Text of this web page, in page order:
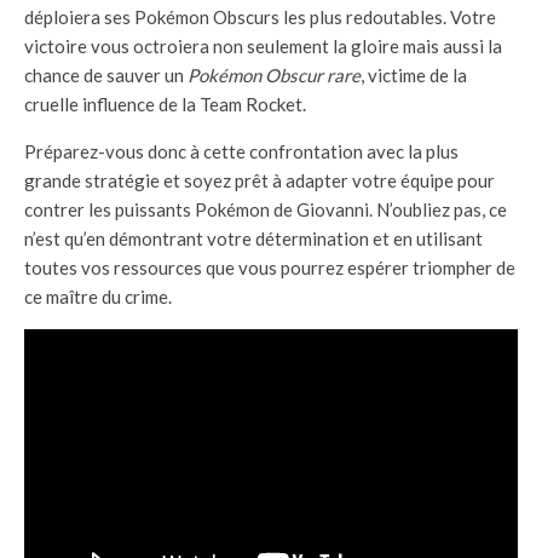
déploiera ses Pokémon Obscurs les plus redoutables. Votre
victoire vous octroiera non seulement la gloire mais aussi la
chance de sauver un Pokémon Obscur rare, victime de la
cruelle influence de la Team Rocket.
Préparez-vous donc à cette confrontation avec la plus
grande stratégie et soyez prêt à adapter votre équipe pour
contrer les puissants Pokémon de Giovanni. N’oubliez pas, ce
n’est qu’en démontrant votre détermination et en utilisant
toutes vos ressources que vous pourrez espérer triompher de
ce maître du crime.